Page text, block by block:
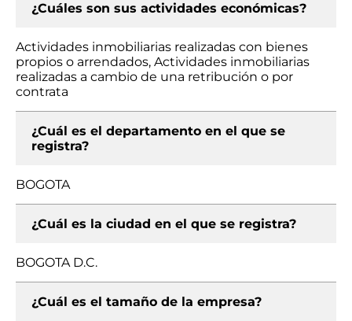
¿Cuáles son sus actividades económicas?
Actividades inmobiliarias realizadas con bienes
propios o arrendados, Actividades inmobiliarias
realizadas a cambio de una retribución o por
contrata
¿Cuál es el departamento en el que se
registra?
BOGOTA
¿Cuál es la ciudad en el que se registra?
BOGOTA D.C.
¿Cuál es el tamaño de la empresa?